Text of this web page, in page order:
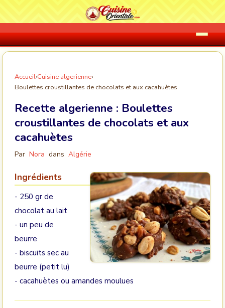
Accueil›Cuisine algerienne›
Boulettes croustillantes de chocolats et aux cacahuètes
Recette algerienne : Boulettes
croustillantes de chocolats et aux
cacahuètes
Par Nora dans Algérie
Ingrédients
- 250 gr de
chocolat au lait
- un peu de
beurre
- biscuits sec au
beurre (petit lu)
- cacahuètes ou amandes moulues